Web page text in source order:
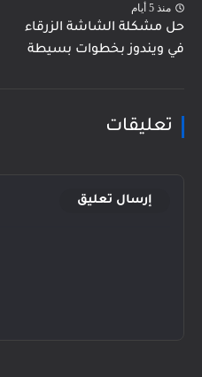
منذ 5 أيام
حل مشكلة الشاشة الزرقاء
في ويندوز بخطوات بسيطة
تعليقات
إرسال تعليق